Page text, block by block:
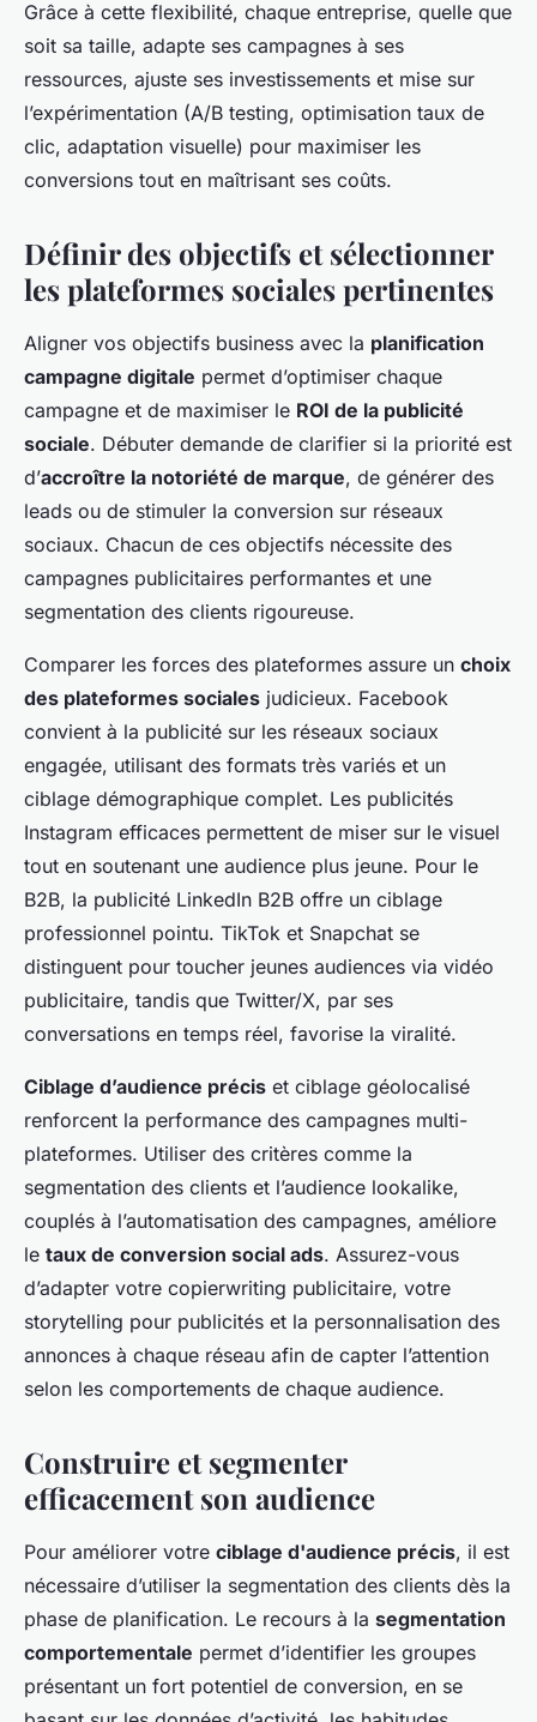
Grâce à cette flexibilité, chaque entreprise, quelle que
soit sa taille, adapte ses campagnes à ses
ressources, ajuste ses investissements et mise sur
l’expérimentation (A/B testing, optimisation taux de
clic, adaptation visuelle) pour maximiser les
conversions tout en maîtrisant ses coûts.
Définir des objectifs et sélectionner
les plateformes sociales pertinentes
Aligner vos objectifs business avec la planification
campagne digitale permet d’optimiser chaque
campagne et de maximiser le ROI de la publicité
sociale. Débuter demande de clarifier si la priorité est
d’accroître la notoriété de marque, de générer des
leads ou de stimuler la conversion sur réseaux
sociaux. Chacun de ces objectifs nécessite des
campagnes publicitaires performantes et une
segmentation des clients rigoureuse.
Comparer les forces des plateformes assure un choix
des plateformes sociales judicieux. Facebook
convient à la publicité sur les réseaux sociaux
engagée, utilisant des formats très variés et un
ciblage démographique complet. Les publicités
Instagram efficaces permettent de miser sur le visuel
tout en soutenant une audience plus jeune. Pour le
B2B, la publicité LinkedIn B2B offre un ciblage
professionnel pointu. TikTok et Snapchat se
distinguent pour toucher jeunes audiences via vidéo
publicitaire, tandis que Twitter/X, par ses
conversations en temps réel, favorise la viralité.
Ciblage d’audience précis et ciblage géolocalisé
renforcent la performance des campagnes multi-
plateformes. Utiliser des critères comme la
segmentation des clients et l’audience lookalike,
couplés à l’automatisation des campagnes, améliore
le taux de conversion social ads. Assurez-vous
d’adapter votre copierwriting publicitaire, votre
storytelling pour publicités et la personnalisation des
annonces à chaque réseau afin de capter l’attention
selon les comportements de chaque audience.
Construire et segmenter
efficacement son audience
Pour améliorer votre ciblage d'audience précis, il est
nécessaire d’utiliser la segmentation des clients dès la
phase de planification. Le recours à la segmentation
comportementale permet d’identifier les groupes
présentant un fort potentiel de conversion, en se